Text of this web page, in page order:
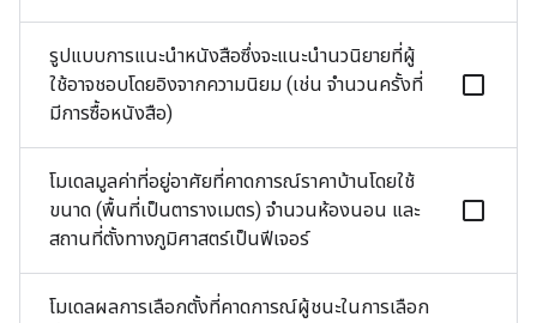
รูปแบบการแนะนำหนังสือซึ่งจะแนะนำนวนิยายที่ผู้
ใช้อาจชอบโดยอิงจากความนิยม (เช่น จำนวนครั้งที่
มีการซื้อหนังสือ)
โมเดลมูลค่าที่อยู่อาศัยที่คาดการณ์ราคาบ้านโดยใช้
ขนาด (พื้นที่เป็นตารางเมตร) จำนวนห้องนอน และ
สถานที่ตั้งทางภูมิศาสตร์เป็นฟีเจอร์
โมเดลผลการเลือกตั้งที่คาดการณ์ผู้ชนะในการเลือก